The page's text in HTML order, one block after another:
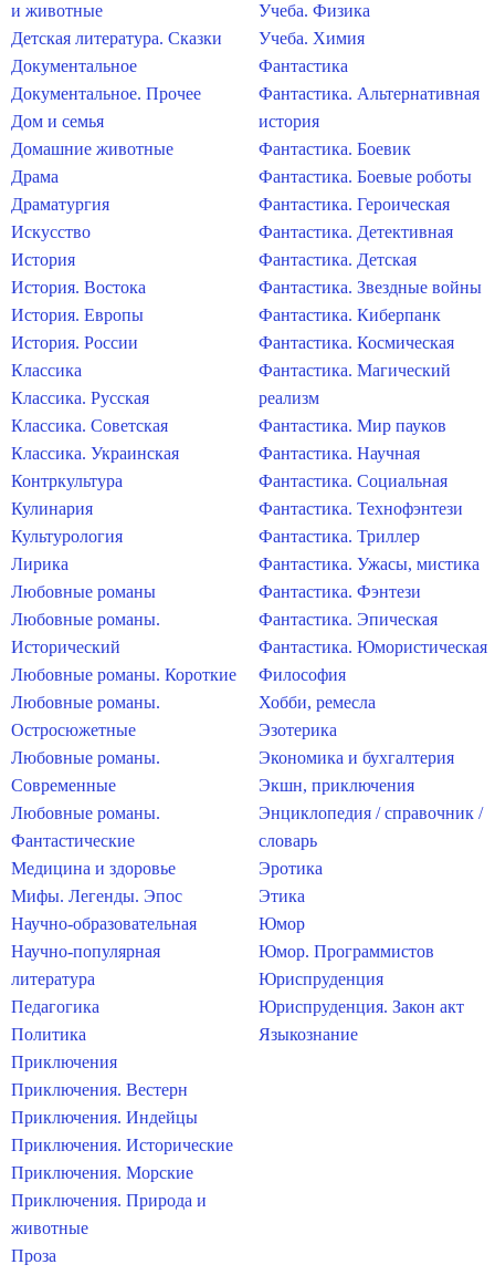
и животные
Детская литература. Сказки
Документальное
Документальное. Прочее
Дом и семья
Домашние животные
Драма
Драматургия
Искусство
История
История. Востока
История. Европы
История. России
Классика
Классика. Русская
Классика. Советская
Классика. Украинская
Контркультура
Кулинария
Культурология
Лирика
Любовные романы
Любовные романы.
Исторический
Любовные романы. Короткие
Любовные романы.
Остросюжетные
Любовные романы.
Современные
Любовные романы.
Фантастические
Медицина и здоровье
Мифы. Легенды. Эпос
Научно-образовательная
Научно-популярная
литература
Педагогика
Политика
Приключения
Приключения. Вестерн
Приключения. Индейцы
Приключения. Исторические
Приключения. Морские
Приключения. Природа и
животные
Проза
Учеба. Физика
Учеба. Химия
Фантастика
Фантастика. Альтернативная
история
Фантастика. Боевик
Фантастика. Боевые роботы
Фантастика. Героическая
Фантастика. Детективная
Фантастика. Детская
Фантастика. Звездные войны
Фантастика. Киберпанк
Фантастика. Космическая
Фантастика. Магический
реализм
Фантастика. Мир пауков
Фантастика. Научная
Фантастика. Социальная
Фантастика. Технофэнтези
Фантастика. Триллер
Фантастика. Ужасы, мистика
Фантастика. Фэнтези
Фантастика. Эпическая
Фантастика. Юмористическая
Философия
Хобби, ремесла
Эзотерика
Экономика и бухгалтерия
Экшн, приключения
Энциклопедия / справочник /
словарь
Эротика
Этика
Юмор
Юмор. Программистов
Юриспруденция
Юриспруденция. Закон акт
Языкознание